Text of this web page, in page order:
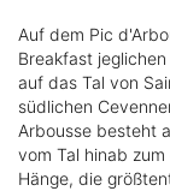
Auf dem Pic
Breakfast
auf das Tal von
südlichen
Arbousse besteht
vom Tal hinab
Hänge, die